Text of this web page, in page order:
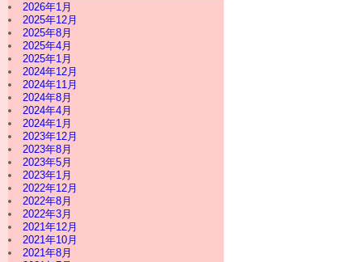
2026年1月
2025年12月
2025年8月
2025年4月
2025年1月
2024年12月
2024年11月
2024年8月
2024年4月
2024年1月
2023年12月
2023年8月
2023年5月
2023年1月
2022年12月
2022年8月
2022年3月
2021年12月
2021年10月
2021年8月